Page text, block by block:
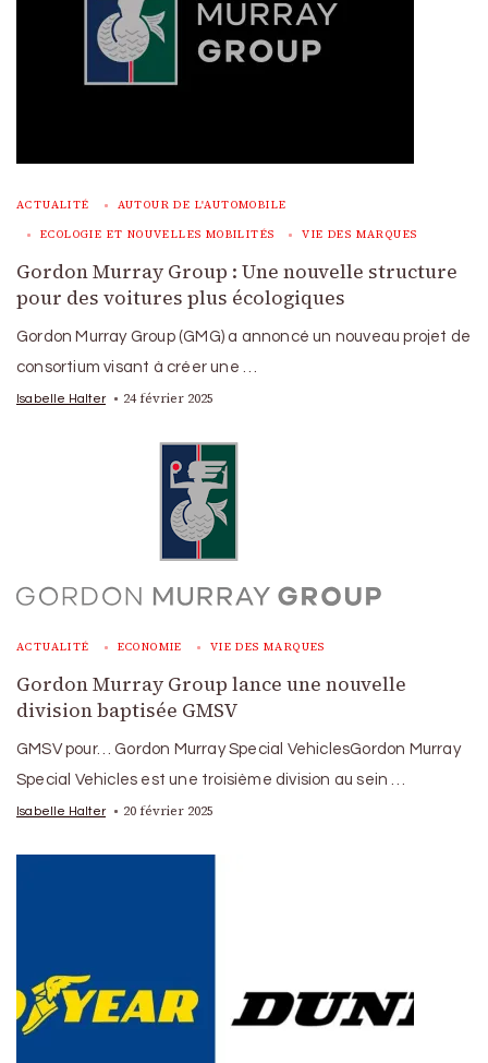
ACTUALITÉ AUTOUR DE L'AUTOMOBILE
ECOLOGIE ET NOUVELLES MOBILITÉS VIE DES MARQUES
Gordon Murray Group : Une nouvelle structure
pour des voitures plus écologiques
Gordon Murray Group (GMG) a annoncé un nouveau projet de
consortium visant à créer une …
Isabelle Halter 24 février 2025
ACTUALITÉ ECONOMIE VIE DES MARQUES
Gordon Murray Group lance une nouvelle
division baptisée GMSV
GMSV pour… Gordon Murray Special VehiclesGordon Murray
Special Vehicles est une troisième division au sein …
Isabelle Halter 20 février 2025